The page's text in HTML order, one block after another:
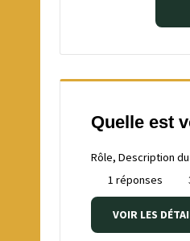
Quelle est
Rôle, Description
1 réponses
VOIR LES